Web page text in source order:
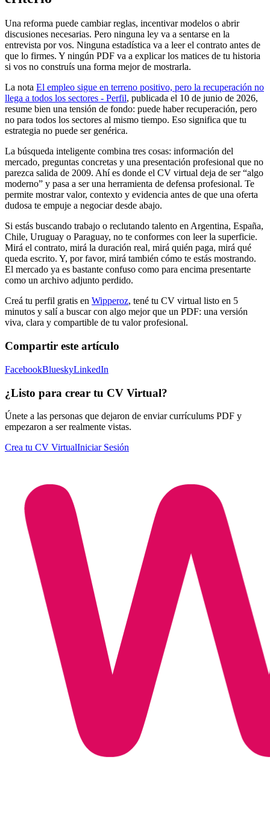
Una reforma puede cambiar reglas, incentivar modelos o abrir
discusiones necesarias. Pero ninguna ley va a sentarse en la
entrevista por vos. Ninguna estadística va a leer el contrato antes de
que lo firmes. Y ningún PDF va a explicar los matices de tu historia
si vos no construís una forma mejor de mostrarla.
La nota El empleo sigue en terreno positivo, pero la recuperación no
llega a todos los sectores - Perfil, publicada el 10 de junio de 2026,
resume bien una tensión de fondo: puede haber recuperación, pero
no para todos los sectores al mismo tiempo. Eso significa que tu
estrategia no puede ser genérica.
La búsqueda inteligente combina tres cosas: información del
mercado, preguntas concretas y una presentación profesional que no
parezca salida de 2009. Ahí es donde el CV virtual deja de ser “algo
moderno” y pasa a ser una herramienta de defensa profesional. Te
permite mostrar valor, contexto y evidencia antes de que una oferta
dudosa te empuje a negociar desde abajo.
Si estás buscando trabajo o reclutando talento en Argentina, España,
Chile, Uruguay o Paraguay, no te conformes con leer la superficie.
Mirá el contrato, mirá la duración real, mirá quién paga, mirá qué
queda escrito. Y, por favor, mirá también cómo te estás mostrando.
El mercado ya es bastante confuso como para encima presentarte
como un archivo adjunto perdido.
Creá tu perfil gratis en Wipperoz, tené tu CV virtual listo en 5
minutos y salí a buscar con algo mejor que un PDF: una versión
viva, clara y compartible de tu valor profesional.
Compartir este artículo
FacebookBlueskyLinkedIn
¿Listo para crear tu CV Virtual?
Únete a las personas que dejaron de enviar currículums PDF y
empezaron a ser realmente vistas.
Crea tu CV VirtualIniciar Sesión